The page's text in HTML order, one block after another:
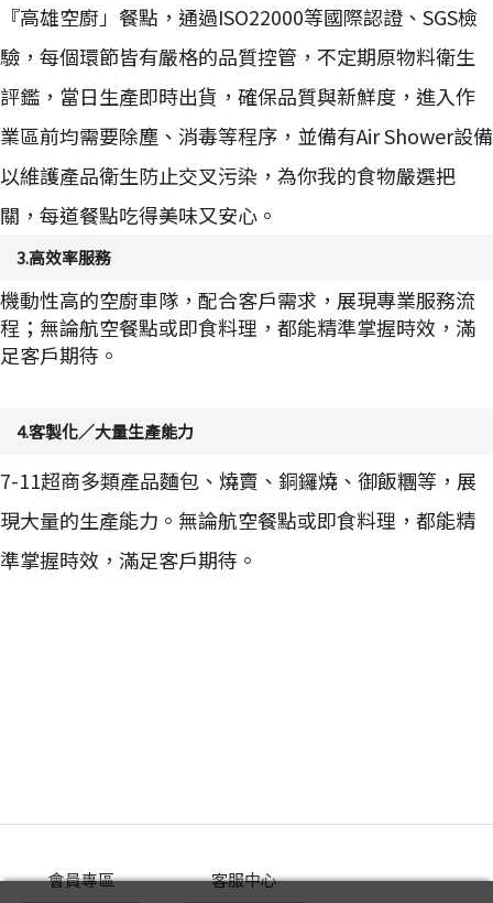
『高雄空廚」餐點，通過ISO22000等國際認證、SGS檢
驗，每個環節皆有嚴格的品質控管，不定期原物料衛生
評鑑，當日生產即時出貨，確保品質與新鮮度，進入作
業區前均需要除塵、消毒等程序，並備有Air Shower設備
以維護產品衛生防止交叉污染，為你我的食物嚴選把
關，每道餐點吃得美味又安心。
3.高效率服務
機動性高的空廚車隊，配合客戶需求，展現專業服務流
程；無論航空餐點或即食料理，都能精準掌握時效，滿
足客戶期待。
4.客製化／大量生產能力
7-11超商多類產品麵包、燒賣、銅鑼燒、御飯糰等，展
現大量的生產能力。 無論航空餐點或即食料理，都能精
準掌握時效，滿足客戶期待。
會員專區 客服中心